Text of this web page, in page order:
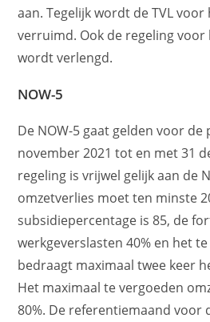
aan. Tegelijk wordt de TVL
verruimd. Ook de regeling
wordt verlengd.
NOW-5
De NOW-5 gaat gelden voor de
november 2021 tot en met 31
regeling is vrijwel gelijk aan de
omzetverlies moet ten minste
subsidiepercentage is 85, de
werkgeverslasten 40% en het
bedraagt maximaal twee keer
Het maximaal te vergoeden
80%. De referentiemaand voor